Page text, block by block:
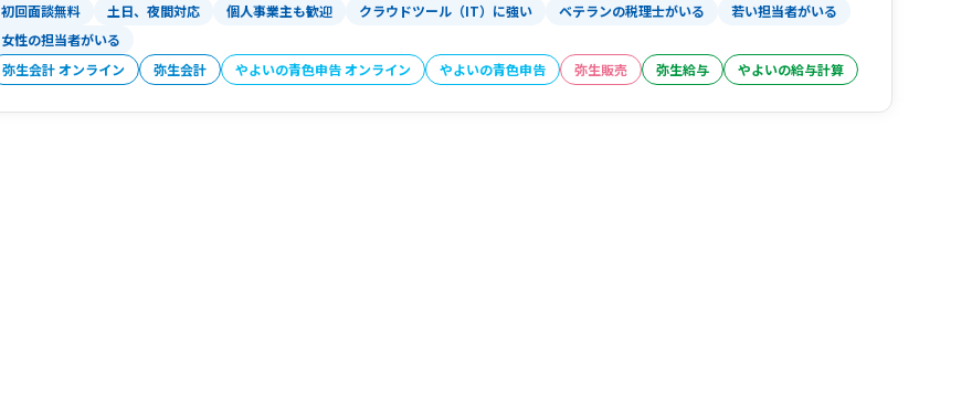
初回面談無料 土日、夜間対応 個人事業主も歓迎 クラウドツール（IT）に強い ベテランの税理士がいる
若い担当者がいる
女性の担当者がいる
弥生会計 オンライン 弥生会計 やよいの青色申告 オンライン やよいの青色申告 弥生販売 弥生給与 やよいの給与計算